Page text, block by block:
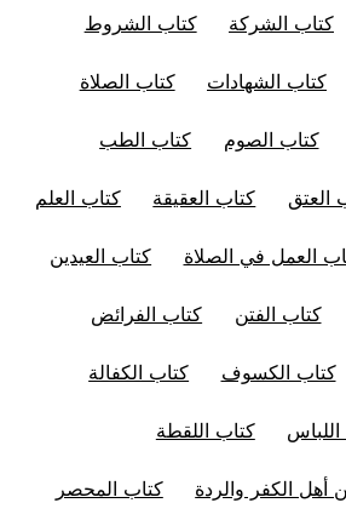
كتاب الشركة كتاب الشروط
كتاب الشهادات كتاب الصلاة
كتاب الصوم كتاب الطب
العتق كتاب العقيقة كتاب العلم
العمل في الصلاة كتاب العيدين
كتاب الفتن كتاب الفرائض
كتاب الكسوف كتاب الكفالة
كتاب اللقطة
أهل الكفر والردة كتاب المحصر